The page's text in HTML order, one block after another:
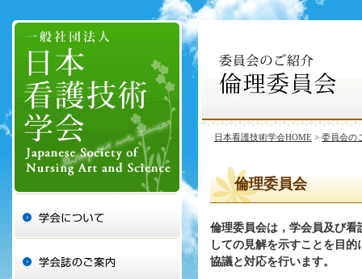
日本看護技術学会HOME > 委員会の
倫理委員会
倫理委員会は，学会員及び
しての見解を示すことを目
協議と対応を行います。